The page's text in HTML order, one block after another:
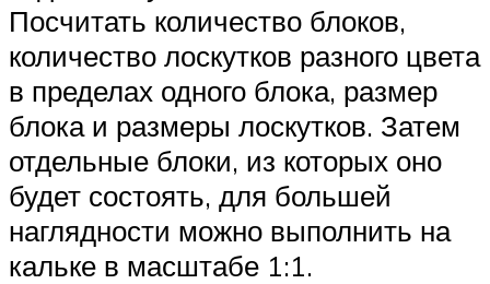
Посчитать количество блоков,
количество лоскутков разного цвета
в пределах одного блока, размер
блока и размеры лоскутков. Затем
отдельные блоки, из которых оно
будет состоять, для большей
наглядности можно выполнить на
кальке в масштабе 1:1.